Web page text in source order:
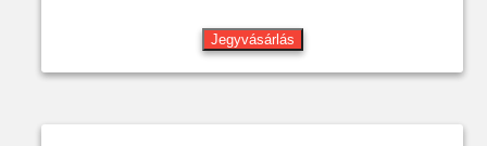
Jegyvásárlás